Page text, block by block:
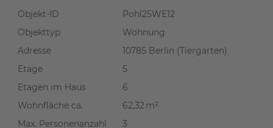
Objekt-ID
Pohl25WE12
Objekttyp
Wohnung
Adresse
10785 Berlin (Tiergarten)
Etage
5
Etagen im Haus
6
Wohnfläche ca.
62,32 m²
Max. Personenanzahl
3